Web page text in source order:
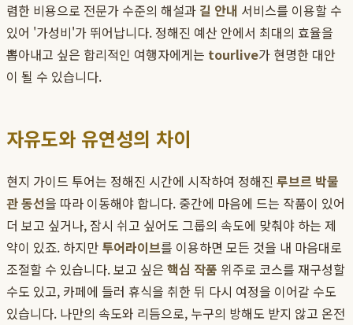
렴한 비용으로 전문가 수준의 해설과 길 안내 서비스를 이용할 수
있어 '가성비'가 뛰어납니다. 정해진 예산 안에서 최대의 효율을
뽑아내고 싶은 합리적인 여행자에게는 tourlive가 현명한 대안
이 될 수 있습니다.
자유도와 유연성의 차이
현지 가이드 투어는 정해진 시간에 시작하여 정해진 루브르 박물
관 동선을 따라 이동해야 합니다. 중간에 마음에 드는 작품이 있어
더 보고 싶거나, 잠시 쉬고 싶어도 그룹의 속도에 맞춰야 하는 제
약이 있죠. 하지만 투어라이브를 이용하면 모든 것을 내 마음대로
조절할 수 있습니다. 보고 싶은 핵심 작품 위주로 코스를 재구성할
수도 있고, 카페에 들러 휴식을 취한 뒤 다시 여정을 이어갈 수도
있습니다. 나만의 속도와 리듬으로, 누구의 방해도 받지 않고 온전